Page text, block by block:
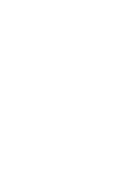
Junior?
é conta escrow e como ela
em operações digitais?
2026